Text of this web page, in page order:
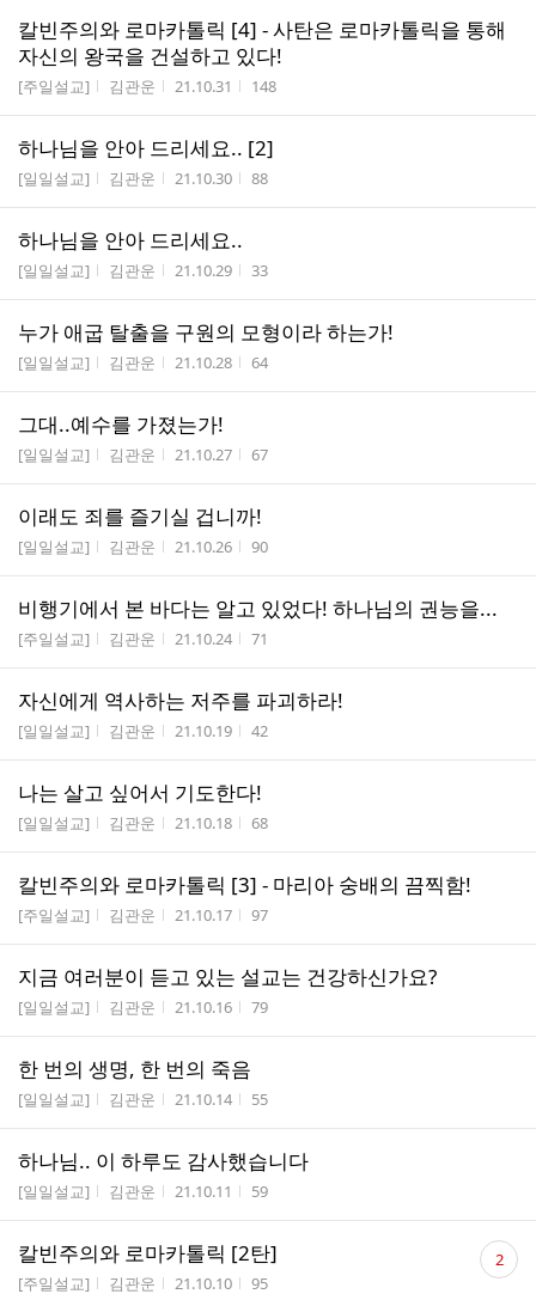
칼빈주의와 로마카톨릭 [4] - 사탄은 로마카톨릭을 통해
자신의 왕국을 건설하고 있다!
게시판명
[주일설교] 작성자
김관운 작성시간
21.10.31 조회수
148
하나님을 안아 드리세요.. [2]
게시판명
[일일설교] 작성자
김관운 작성시간
21.10.30 조회수
88
하나님을 안아 드리세요..
게시판명
[일일설교] 작성자
김관운 작성시간
21.10.29 조회수
33
누가 애굽 탈출을 구원의 모형이라 하는가!
게시판명
[일일설교] 작성자
김관운 작성시간
21.10.28 조회수
64
그대..예수를 가졌는가!
게시판명
[일일설교] 작성자
김관운 작성시간
21.10.27 조회수
67
이래도 죄를 즐기실 겁니까!
게시판명
[일일설교] 작성자
김관운 작성시간
21.10.26 조회수
90
비행기에서 본 바다는 알고 있었다! 하나님의 권능을...
게시판명
[주일설교] 작성자
김관운 작성시간
21.10.24 조회수
71
자신에게 역사하는 저주를 파괴하라!
게시판명
[일일설교] 작성자
김관운 작성시간
21.10.19 조회수
42
나는 살고 싶어서 기도한다!
게시판명
[일일설교] 작성자
김관운 작성시간
21.10.18 조회수
68
칼빈주의와 로마카톨릭 [3] - 마리아 숭배의 끔찍함!
게시판명
[주일설교] 작성자
김관운 작성시간
21.10.17 조회수
97
지금 여러분이 듣고 있는 설교는 건강하신가요?
게시판명
[일일설교] 작성자
김관운 작성시간
21.10.16 조회수
79
한 번의 생명, 한 번의 죽음
게시판명
[일일설교] 작성자
김관운 작성시간
21.10.14 조회수
55
하나님.. 이 하루도 감사했습니다
게시판명
[일일설교] 작성자
김관운 작성시간
21.10.11 조회수
59
칼빈주의와 로마카톨릭 [2탄]
게시판명
[주일설교] 작성자
김관운 작성시간
21.10.10 조회수
95
댓
글 2